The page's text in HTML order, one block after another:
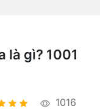
là gì? 1001
1016